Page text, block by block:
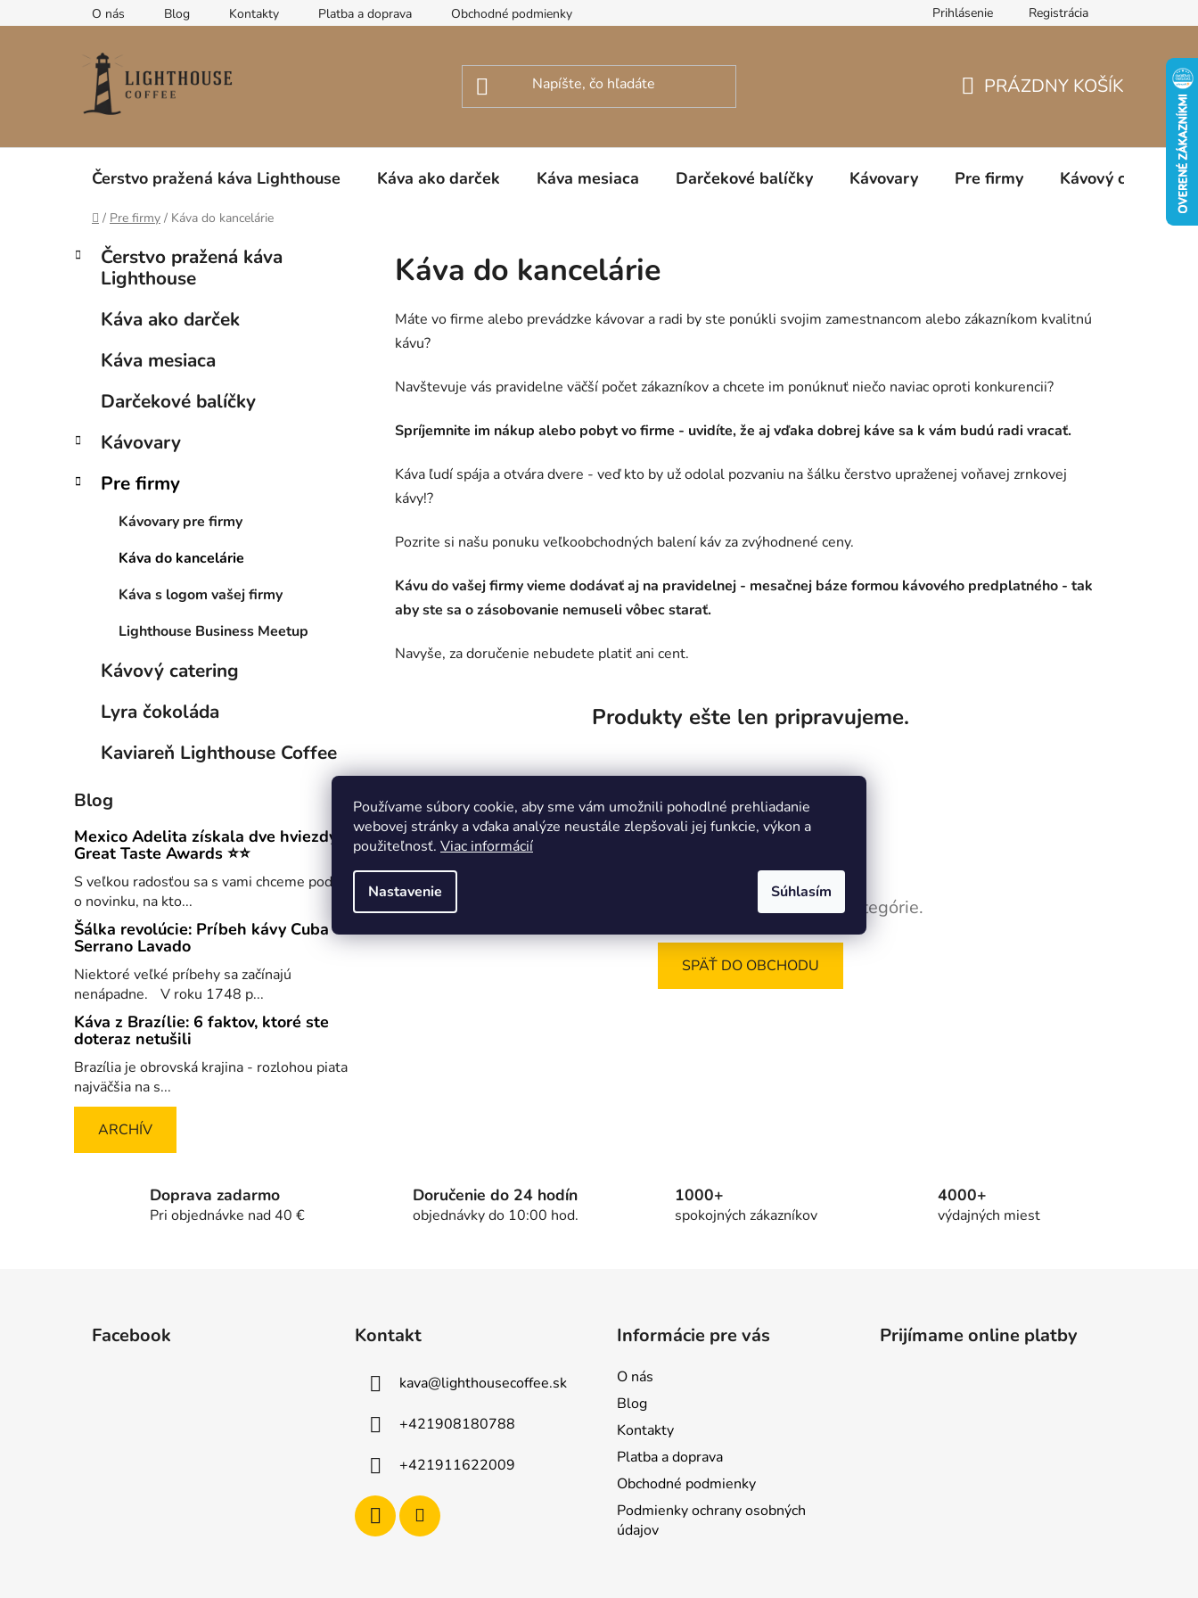
Používame súbory cookie, aby sme vám umožnili pohodlné prehliadanie
webovej stránky a vďaka analýze neustále zlepšovali jej funkcie, výkon a
použiteľnosť. Viac informácií
Nastavenie Súhlasím
na
O nás Blog Kontakty Platba a doprava Obchodné podmienky Prihlásenie Registrácia
KOŠÍK
PRÁZDNY KOŠÍK
Čerstvo pražená káva Lighthouse Káva ako darček Káva mesiaca Darčekové balíčky Kávovary Pre firmy Kávový catering
Domov
/ Pre firmy / Káva do kancelárie
B
e
Preskočiť
kategórie
K
a
Čerstvo pražená káva
Lighthouse
Káva ako darček
Káva mesiaca
Darčekové balíčky
Kávovary
Pre firmy
Kávovary pre firmy
Káva do kancelárie
Káva s logom vašej firmy
Lighthouse Business Meetup
Kávový catering
Lyra čokoláda
Kaviareň Lighthouse Coffee
Blog
Mexico Adelita získala dve hviezdy
Great Taste Awards ⭐⭐
S veľkou radosťou sa s vami chceme podeliť
o novinku, na kto...
Šálka revolúcie: Príbeh kávy Cuba
Serrano Lavado
Niektoré veľké príbehy sa začínajú
nenápadne. V roku 1748 p...
Káva z Brazílie: 6 faktov, ktoré ste
doteraz netušili
Brazília je obrovská krajina - rozlohou piata
najväčšia na s...
ARCHÍV
Káva do kancelárie
Máte vo firme alebo prevádzke kávovar a radi by ste ponúkli svojim zamestnancom alebo zákazníkom kvalitnú
kávu?
Navštevuje vás pravidelne väčší počet zákazníkov a chcete im ponúknuť niečo naviac oproti konkurencii?
Spríjemnite im nákup alebo pobyt vo firme - uvidíte, že aj vďaka dobrej káve sa k vám budú radi vracať.
Káva ľudí spája a otvára dvere - veď kto by už odolal pozvaniu na šálku čerstvo upraženej voňavej zrnkovej
kávy!?
Pozrite si našu ponuku veľkoobchodných balení káv za zvýhodnené ceny.
Kávu do vašej firmy vieme dodávať aj na pravidelnej - mesačnej báze formou kávového predplatného - tak
aby ste sa o zásobovanie nemuseli vôbec starať.
Navyše, za doručenie nebudete platiť ani cent.
Produkty ešte len pripravujeme.
Môžete sa ale pozrieť na ostatné kategórie.
SPÄŤ DO OBCHODU
Doprava zadarmo
Pri objednávke nad 40 €
Doručenie do 24 hodín
objednávky do 10:00 hod.
1000+
spokojných zákazníkov
4000+
výdajných miest
Facebook Kontakt
kava@lighthousecoffee.sk
+421908180788
+421911622009
Informácie pre vás
O nás
Blog
Kontakty
Platba a doprava
Obchodné podmienky
Podmienky ochrany osobných
údajov
Prijímame online platby